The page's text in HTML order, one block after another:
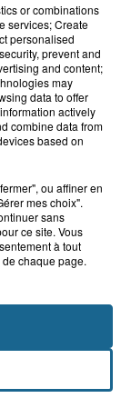
par an : le
de...
or combinations
services; Create
personalised
prevent and
and content;
may
data to offer
actively
combine data from
based on
ou affiner en
mes choix".
sans
ce site. Vous
à tout
chaque page.